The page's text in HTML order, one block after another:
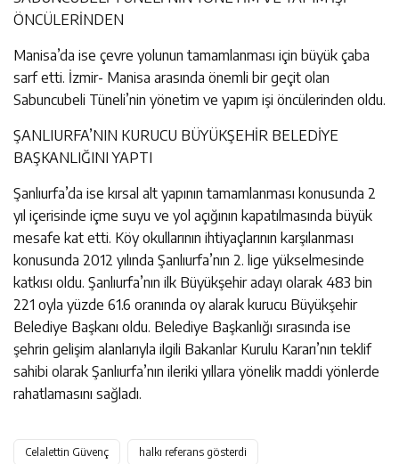
ÖNCÜLERİNDEN
Manisa’da ise çevre yolunun tamamlanması için büyük çaba
sarf etti. İzmir- Manisa arasında önemli bir geçit olan
Sabuncubeli Tüneli’nin yönetim ve yapım işi öncülerinden oldu.
ŞANLIURFA’NIN KURUCU BÜYÜKŞEHİR BELEDİYE
BAŞKANLIĞINI YAPTI
Şanlıurfa’da ise kırsal alt yapının tamamlanması konusunda 2
yıl içerisinde içme suyu ve yol açığının kapatılmasında büyük
mesafe kat etti. Köy okullarının ihtiyaçlarının karşılanması
konusunda 2012 yılında Şanlıurfa’nın 2. lige yükselmesinde
katkısı oldu. Şanlıurfa’nın ilk Büyükşehir adayı olarak 483 bin
221 oyla yüzde 61.6 oranında oy alarak kurucu Büyükşehir
Belediye Başkanı oldu. Belediye Başkanlığı sırasında ise
şehrin gelişim alanlarıyla ilgili Bakanlar Kurulu Kararı’nın teklif
sahibi olarak Şanlıurfa’nın ileriki yıllara yönelik maddi yönlerde
rahatlamasını sağladı.
Celalettin Güvenç halkı referans gösterdi